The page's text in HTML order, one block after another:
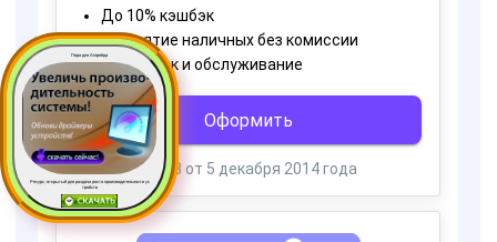
Пора для Апгрейда
Ресурс, открытый для раздачи роста производительности ус
тройств